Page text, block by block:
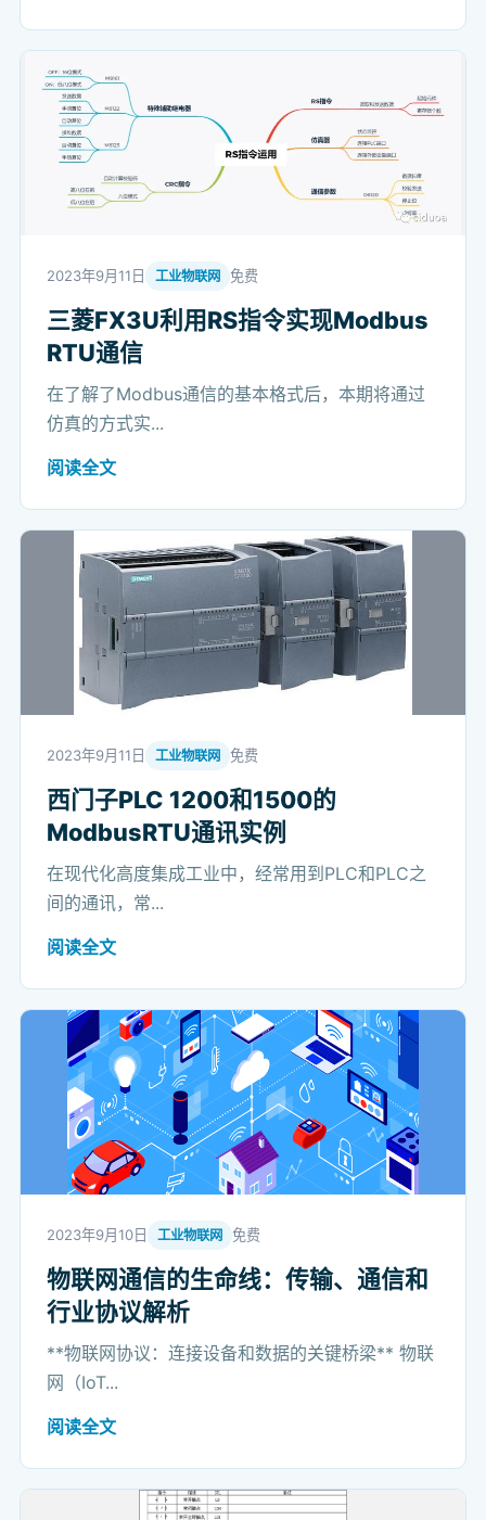
2023年9月11日 工业物联网 免费
三菱FX3U利用RS指令实现Modbus
RTU通信
在了解了Modbus通信的基本格式后，本期将通过
仿真的方式实...
阅读全文
2023年9月11日 工业物联网 免费
西门子PLC 1200和1500的
ModbusRTU通讯实例
在现代化高度集成工业中，经常用到PLC和PLC之
间的通讯，常...
阅读全文
2023年9月10日 工业物联网 免费
物联网通信的生命线：传输、通信和
行业协议解析
**物联网协议：连接设备和数据的关键桥梁** 物联
网（IoT...
阅读全文